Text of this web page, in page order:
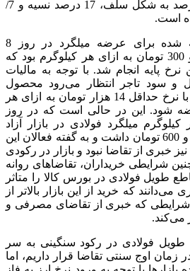
کل معاملات میلگرد 49 درصد به شکل سلف، 17 درصد نسیه و 7/
بهای پایه در نظر گرفته شده برای عرضه میلگرد در روز 8
اردیبهشت برابر 12 هزار و 300 تومان به ازای هر کیلوگرم بود که
نرخ پایه انجام شد. با توجه به مالیات
و سود تاجر انتظار می‌رود محصول
خریداری شده از این بازار با نرخ حداقل 14 هزار تومان به ازای هر
شود. این در حالی است که در روز
هر کیلوگرم میلگرد فولادی در بازار آزاد
تهران قیمتی برابر 13 هزار و 600 تومان داشت و به گفته فعالان این
خبری از تقاضا نبود و بازار در رکودی
شرایطی خریداران، تقاضاهای روانه
طویل فولادی در بورس کالا را متاثر
می‌دانند که خرید از این بازار بالاتر از
شرایطی که خبری از تقاضای مصرفی و
می‌کند.
طویل فولادی در رکود سنگینی به سر
اوج سنتی تقاضا قرار داریم، اما